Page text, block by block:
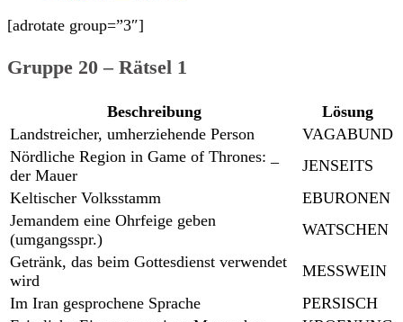
[adrotate group=”3″]
Gruppe 20 – Rätsel 1
Beschreibung
Lösung
Landstreicher, umherziehende Person
VAGABUND
Nördliche Region in Game of Thrones: _
der Mauer
JENSEITS
Keltischer Volksstamm
EBURONEN
Jemandem eine Ohrfeige geben
(umgangsspr.)
WATSCHEN
Getränk, das beim Gottesdienst verwendet
wird
MESSWEIN
Im Iran gesprochene Sprache
PERSISCH